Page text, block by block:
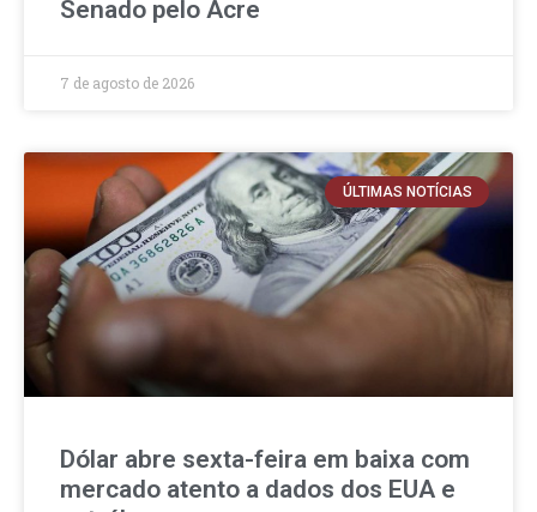
Senado pelo Acre
7 de agosto de 2026
ÚLTIMAS NOTÍCIAS
Dólar abre sexta-feira em baixa com
mercado atento a dados dos EUA e